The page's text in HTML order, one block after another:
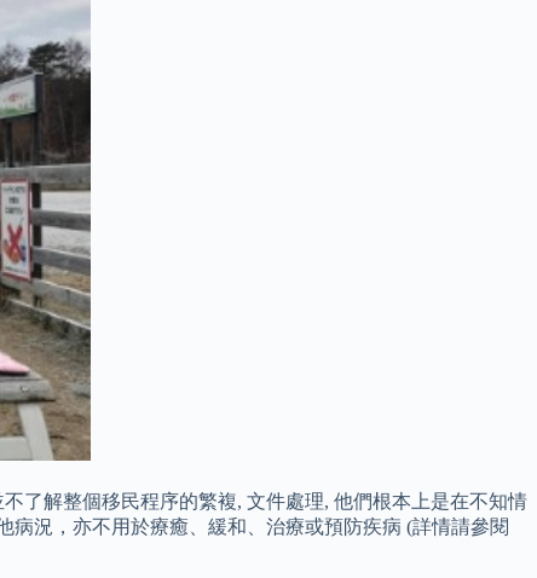
了解整個移民程序的繁複, 文件處理, 他們根本上是在不知情
況，亦不用於療癒、緩和、治療或預防疾病 (詳情請參閱